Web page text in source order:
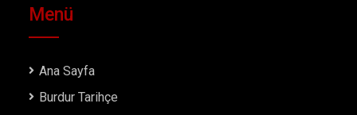
Menü
Ana Sayfa
Burdur Tarihçe